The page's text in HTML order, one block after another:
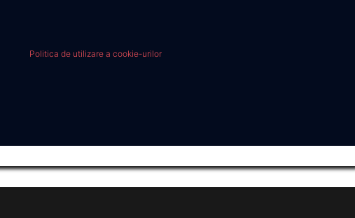
Politica de utilizare a cookie-urilor